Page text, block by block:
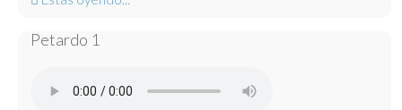
Petardo 1